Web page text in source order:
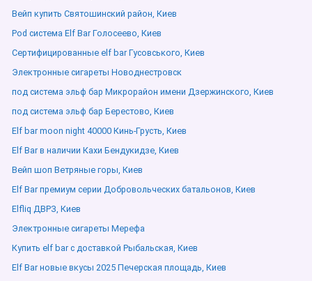
Вейп купить Святошинский район, Киев
Pod система Elf Bar Голосеево, Киев
Сертифицированные elf bar Гусовського, Киев
Электронные сигареты Новоднестровск
под система эльф бар Микрорайон имени Дзержинского, Киев
под система эльф бар Берестово, Киев
Elf bar moon night 40000 Кинь-Грусть, Киев
Elf Bar в наличии Кахи Бендукидзе, Киев
Вейп шоп Ветряные горы, Киев
Elf Bar премиум серии Добровольческих батальонов, Киев
Elfliq ДВРЗ, Киев
Электронные сигареты Мерефа
Купить elf bar с доставкой Рыбальская, Киев
Elf Bar новые вкусы 2025 Печерская площадь, Киев